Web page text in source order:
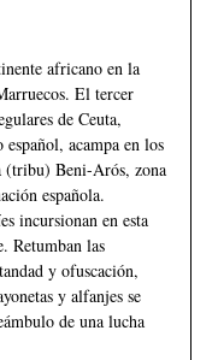
africano en la
El tercer
de Ceuta,
acampa en los
(tribu) Beni-Arós, zona
española.
incursionan en esta
Retumban las
y ofuscación,
y alfanjes se
de una lucha